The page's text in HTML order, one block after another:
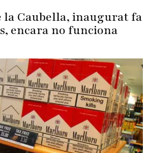
la Caubella, inaugurat fa
encara no funciona